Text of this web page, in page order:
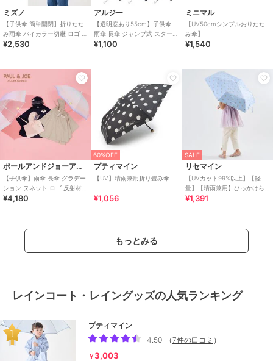
ミズノ
【子供傘 簡単開閉】折りたた
み雨傘 バイカラー切継 ロゴ ワ
ンポイント UV
¥2,530
アルジー
【透明窓あり55cm】子供傘
雨傘 長傘 ジャンプ式 スター
ドット ボーダー ロゴ UV
¥1,100
ミニマル
【UV50cmシンプルおりたた
み傘】
¥1,540
ポールアンドジョーアクセソワ
【子供傘】雨傘 長傘 グラデー
ション ヌネット ロゴ 反射材
UV キッズ
¥4,180
60%OFF
プティマイン
【UV】晴雨兼用折り畳み傘
¥1,056
SALE
リセマイン
【UVカット99%以上】【軽
量】【晴雨兼用】ひっかけら
れる持ち手の折りたたみ傘
¥1,391
もっとみる
レインコート・レイングッズの人気ランキング
プティマイン
4.50
（7件の口コミ ）
￥3,003